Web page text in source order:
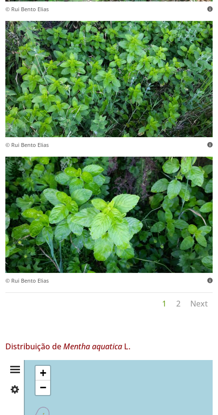
© Rui Bento Elias
© Rui Bento Elias
© Rui Bento Elias
1 2 Next
Distribuição deMentha aquatica L.
Resumo
Distribuição
Flores
+
−